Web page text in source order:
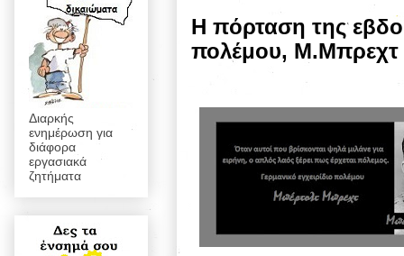
Η πόρταση της
πολέμου, Μ.Μπρεχτ
Διαρκής
ενημέρωση για
διάφορα
εργασιακά
ζητήματα